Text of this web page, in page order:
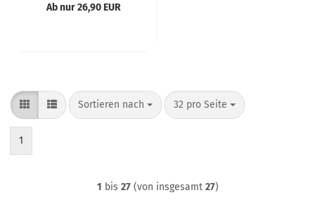
Ab nur 26,90 EUR
Sortieren nach
Sortieren nach 32 pro Seite
pro Seite
1
1 bis 27(von insgesamt 27)